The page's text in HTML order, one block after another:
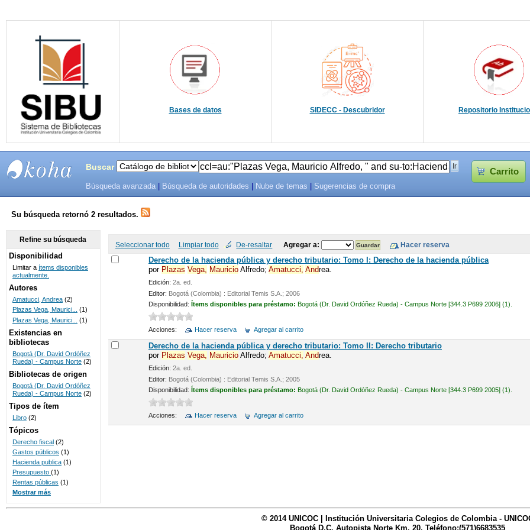
Bases de datos SIDECC - Descubridor Repositorio
SISTEMAS
DE
BIBLIOTECAS
UNICOC
Buscar Carrito
Búsqueda avanzada Búsqueda de autoridades Nube de temas Sugerencias de compra
Su búsqueda retornó 2 resultados.
Seleccionar todo Limpiar todo De-resaltar Agregar a:
Derecho de la hacienda pública y derecho tributario: Tomo I: Derecho de la hacienda pública
por Plazas Vega, MauricioAlfredo; Amatucci, Andrea.
Edición: 2a. ed.
Editor: Bogotá (Colombia) : Editorial Temis S.A.; 2006
Disponibilidad: Ítems disponibles para préstamo: Bogotá (Dr. David Ordóñez Rueda) - Campus Norte [344.3 P699 2006] (1).
Acciones: Hacer reserva Agregar al carrito
Derecho de la hacienda pública y derecho tributario: Tomo II: Derecho tributario
por Plazas Vega, MauricioAlfredo; Amatucci, Andrea.
Edición: 2a. ed.
Editor: Bogotá (Colombia) : Editorial Temis S.A.; 2005
Disponibilidad: Ítems disponibles para préstamo: Bogotá (Dr. David Ordóñez Rueda) - Campus Norte [344.3 P699 2005] (1).
Acciones: Hacer reserva Agregar al carrito
Refine su búsqueda
Disponibilidad
Limitar a ítems disponibles
actualmente.
Autores
Amatucci, Andrea (2)
Plazas Vega, Maurici... (1)
Plazas Vega, Maurici...
(1)
Existencias en
bibliotecas
Bogotá (Dr. David Ordóñez
Rueda) - Campus Norte (2)
Bibliotecas de origen
Bogotá (Dr. David Ordóñez
Rueda) - Campus Norte (2)
Tipos de ítem
Libro (2)
Tópicos
Derecho fiscal (2)
Gastos públicos (1)
Hacienda publica (1)
Presupuesto (1)
Rentas públicas (1)
Mostrar más
© 2014 UNICOC | Institución Universitaria Colegios de Colombia -
Bogotá D.C. Autopista Norte Km. 20. Teléfono:(571)6683535